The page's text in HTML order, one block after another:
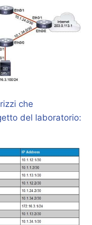
che
del laboratorio: